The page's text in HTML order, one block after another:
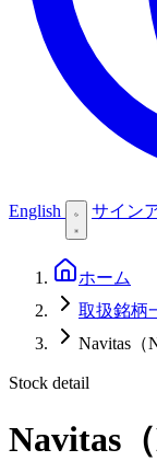
English サイン
ホーム
取扱銘柄
Navitas（
Stock detail
Navitas（